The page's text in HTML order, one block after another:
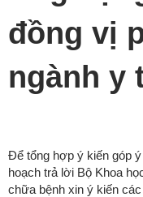
đồng vị
ngành y
Để tổng hợp ý kiến góp
hoạch trả lời Bộ Khoa
chữa bệnh xin ý kiến